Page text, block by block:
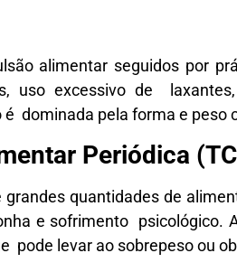
alimentar seguidos por
uso excessivo de
dominada pela forma e peso
Periódica
quantidades de
e sofrimento psicológico.
pode levar ao sobrepeso ou